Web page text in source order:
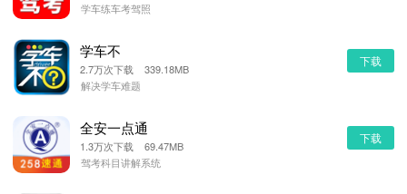
学车练车考驾照
学车不
2.7万次下载 339.18MB
解决学车难题
下载
全安一点通
1.3万次下载 69.47MB
驾考科目讲解系统
下载